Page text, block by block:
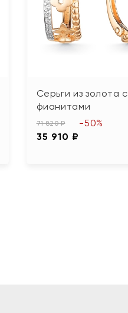
Серьги из золота с
фианитами
71 820 ₽
35 910 ₽
-50%